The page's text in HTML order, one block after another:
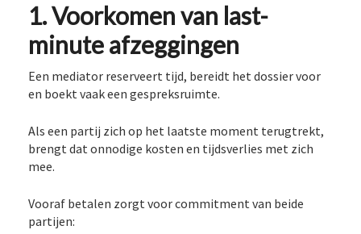
1. Voorkomen van last-
minute afzeggingen
Een mediator reserveert tijd, bereidt het dossier voor
en boekt vaak een gespreksruimte.
Als een partij zich op het laatste moment terugtrekt,
brengt dat onnodige kosten en tijdsverlies met zich
mee.
Vooraf betalen zorgt voor commitment van beide
partijen: